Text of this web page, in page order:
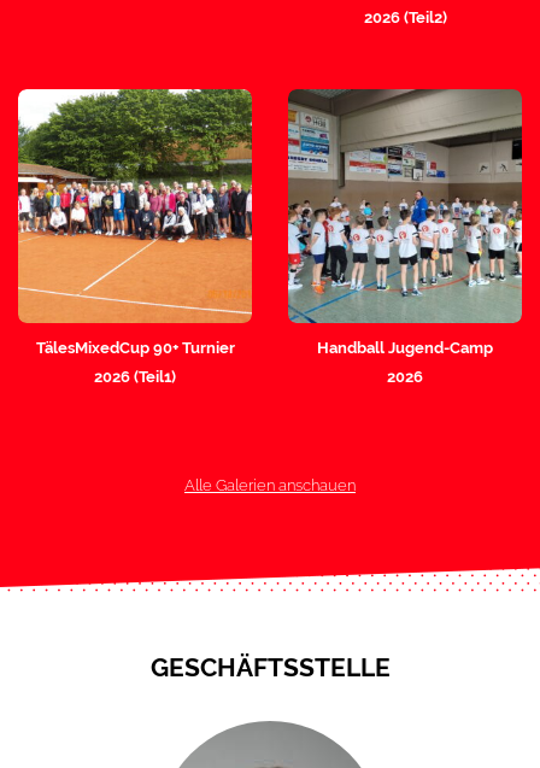
2026 (Teil2)
TälesMixedCup 90+ Turnier
2026 (Teil1)
Handball Jugend-Camp
2026
Alle Galerien anschauen
GESCHÄFTSSTELLE